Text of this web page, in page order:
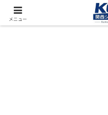
都市再開発をフィールド
メニュー